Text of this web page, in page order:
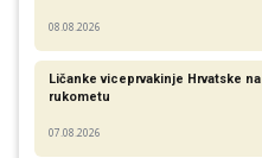
08.08.2026
Ličanke viceprvakinje Hrvatske
rukometu
07.08.2026